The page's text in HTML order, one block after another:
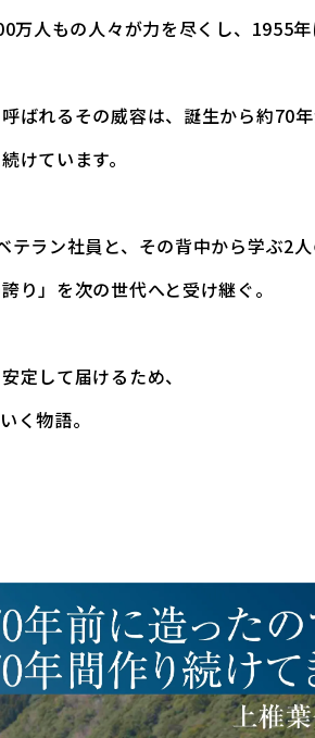
人もの人々が力を尽くし、1955年
ばれるその威容は、誕生から約70年
けています。
ラン社員と、その背中から学ぶ2人
り」を次の世代へと受け継ぐ。
定して届けるため、
く物語。